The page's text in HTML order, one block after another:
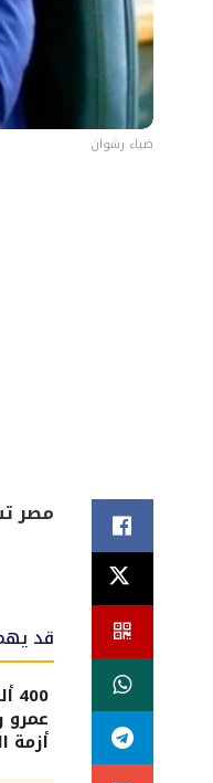
ضياء رشوان
مصر
قد
عمرو
أزمة